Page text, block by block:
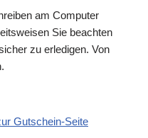
am Computer
Sie beachten
zu erledigen. Von
Gutschein-Seite